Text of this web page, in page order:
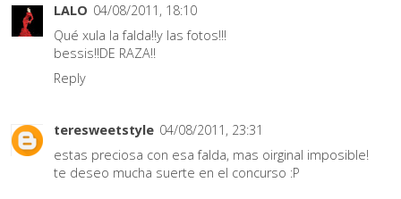
LALO 04/08/2011, 18:10
Qué xula la falda!!y las fotos!!!
bessis!!DE RAZA!!
Reply
teresweetstyle 04/08/2011, 23:31
estas preciosa con esa falda, mas oirginal imposible!
te deseo mucha suerte en el concurso :P